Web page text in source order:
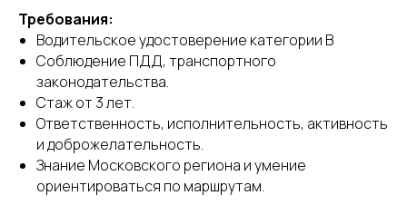
Требования:
Водительское удостоверение категории В
Соблюдение ПДД, транспортного
законодательства.
Стаж от 3 лет.
Ответственность, исполнительность, активность
и доброжелательность.
Знание Московского региона и умение
ориентироваться по маршрутам.